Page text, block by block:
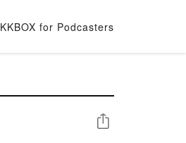
KKBOX for Podcasters
シェア